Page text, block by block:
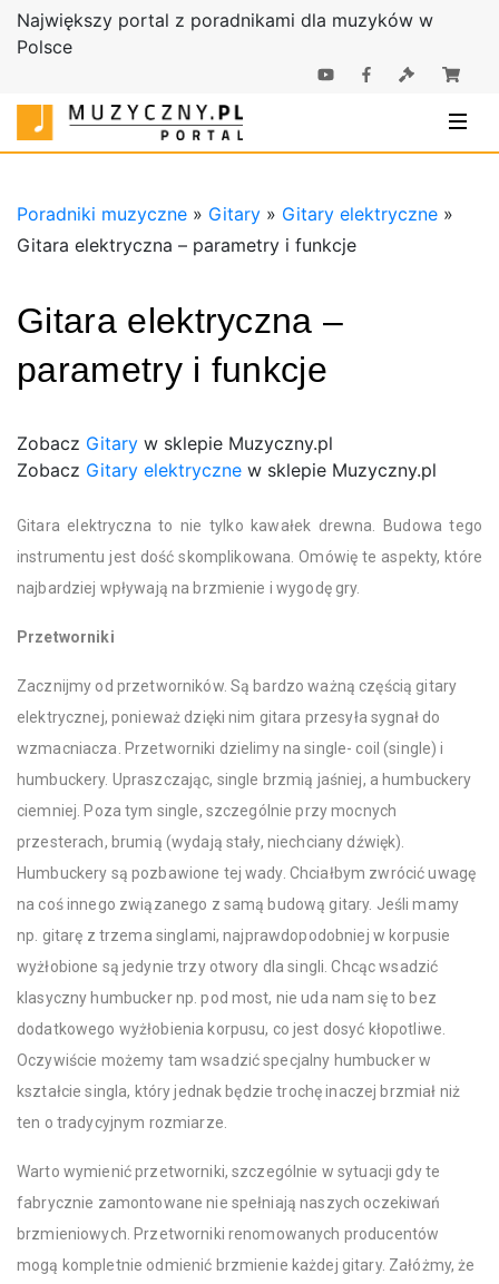
Największy portal z poradnikami dla muzyków w
Polsce
Sklep
muzyczne |
Poradniki muzyczne » Gitary » Gitary elektryczne »
Gitara elektryczna – parametry i funkcje
Gitara elektryczna –
parametry i funkcje
Zobacz Gitary w sklepie Muzyczny.pl
Zobacz Gitary elektryczne w sklepie Muzyczny.pl
Gitara elektryczna to nie tylko kawałek drewna. Budowa tego
instrumentu jest dość skomplikowana. Omówię te aspekty, które
najbardziej wpływają na brzmienie i wygodę gry.
Przetworniki
Zacznijmy od przetworników. Są bardzo ważną częścią gitary
elektrycznej, ponieważ dzięki nim gitara przesyła sygnał do
wzmacniacza. Przetworniki dzielimy na single- coil (single) i
humbuckery. Upraszczając, single brzmią jaśniej, a humbuckery
ciemniej. Poza tym single, szczególnie przy mocnych
przesterach, brumią (wydają stały, niechciany dźwięk).
Humbuckery są pozbawione tej wady. Chciałbym zwrócić uwagę
na coś innego związanego z samą budową gitary. Jeśli mamy
np. gitarę z trzema singlami, najprawdopodobniej w korpusie
wyżłobione są jedynie trzy otwory dla singli. Chcąc wsadzić
klasyczny humbucker np. pod most, nie uda nam się to bez
dodatkowego wyżłobienia korpusu, co jest dosyć kłopotliwe.
Oczywiście możemy tam wsadzić specjalny humbucker w
kształcie singla, który jednak będzie trochę inaczej brzmiał niż
ten o tradycyjnym rozmiarze.
Warto wymienić przetworniki, szczególnie w sytuacji gdy te
fabrycznie zamontowane nie spełniają naszych oczekiwań
brzmieniowych. Przetworniki renomowanych producentów
mogą kompletnie odmienić brzmienie każdej gitary. Załóżmy, że